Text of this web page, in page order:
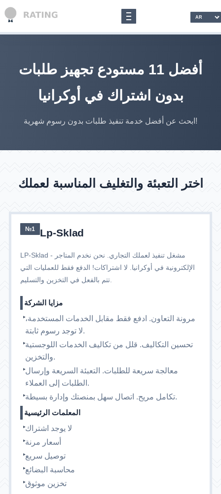
أفضل 11 مستودع تجهيز طلبات
بدون اشتراك في أوكرانيا
ابحث عن أفضل خدمة تنفيذ طلبات بدون رسوم شهرية!
اختر التعبئة والتغليف المناسبة لعملك
№1 Lp-Sklad
LP-Sklad - مشغل تنفيذ لعملك التجاري. نحن نخدم المتاجر
الإلكترونية في أوكرانيا. لا اشتراكات! الدفع فقط للعمليات التي
مزايا الشركة
مرونة التعاون. ادفع فقط مقابل الخدمات المستخدمة،
لا توجد رسوم ثابتة.
تحسين التكاليف. قلل من تكاليف الخدمات اللوجستية
والتخزين.
معالجة سريعة للطلبات. التعبئة السريعة وإرسال
الطلبات إلى العملاء.
تكامل مريح. اتصال سهل بمنصتك وإدارة بسيطة.
المعلمات الرئيسية
لا يوجد اشتراك
أسعار مرنة
توصيل سريع
محاسبة البضائع
تخزين موثوق